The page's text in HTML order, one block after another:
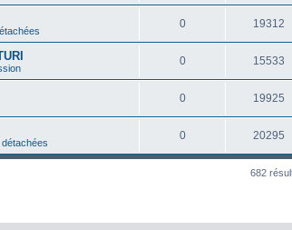
0 19312
0 15533
0 19925
0 20295
682